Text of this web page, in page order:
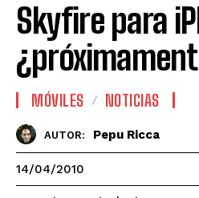
Skyfire para
MÓVILES NOTICIAS
AUTOR: Pepu Ricca
14/04/2010